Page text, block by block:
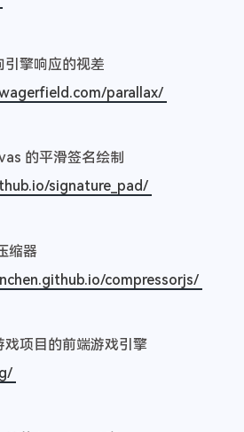
引擎响应的视差
parallax/
的平滑签名绘制
signature_pad/
缩器
compressorjs/
戏项目的前端游戏引擎